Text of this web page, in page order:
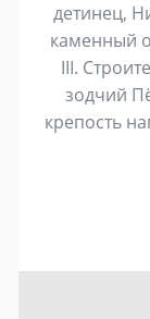
детинец,
каменный
III.
зодчий
крепость